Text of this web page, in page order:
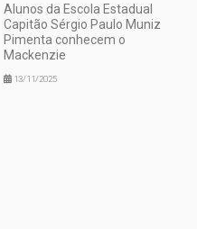
Alunos da Escola Estadual
Capitão Sérgio Paulo Muniz
Pimenta conhecem o
Mackenzie
13/11/2025